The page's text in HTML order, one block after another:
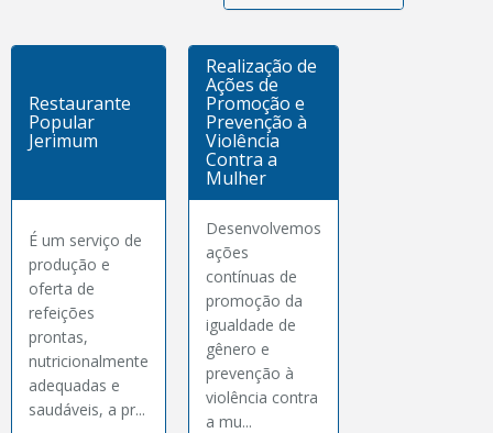
Restaurante
Popular
Jerimum
É um serviço de
produção e
oferta de
refeições
prontas,
nutricionalmente
adequadas e
saudáveis, a pr...
Realização de
Ações de
Promoção e
Prevenção à
Violência
Contra a
Mulher
Desenvolvemos
ações
contínuas de
promoção da
igualdade de
gênero e
prevenção à
violência contra
a mu...